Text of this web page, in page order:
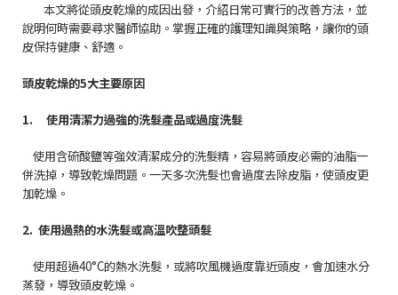
本文將從頭皮乾燥的成因出發，介紹日常可實行的改善方法，並
說明何時需要尋求醫師協助。掌握正確的護理知識與策略，讓你的頭
皮保持健康、舒適。
頭皮乾燥的5大主要原因
1. 使用清潔力過強的洗髮產品或過度洗髮
使用含硫酸鹽等強效清潔成分的洗髮精，容易將頭皮必需的油脂一
併洗掉，導致乾燥問題。一天多次洗髮也會過度去除皮脂，使頭皮更
加乾燥。
2. 使用過熱的水洗髮或高溫吹整頭髮
使用超過40°C的熱水洗髮，或將吹風機過度靠近頭皮，會加速水分
蒸發，導致頭皮乾燥。